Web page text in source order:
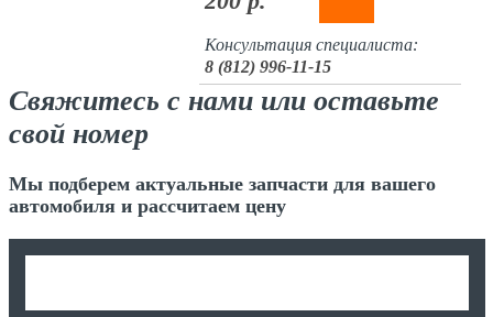
Консультация специалиста:
8 (812) 996-11-15
Свяжитесь с нами или оставьте
свой номер
Мы подберем актуальные запчасти для вашего
автомобиля и рассчитаем цену